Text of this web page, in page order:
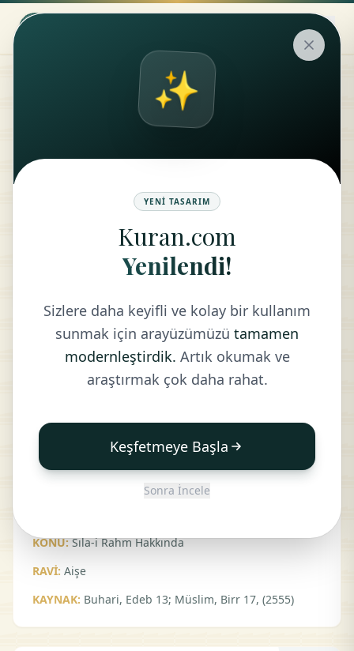
Hadis
SILA-İ RAHM BÖLÜMÜ
ARA
asılıdır, der ki: "Kim beni sıla öderse Allah da
ona sıla etsin. Kim benden koparsa Allah da
ondan kopsun."
KONU:Sıla-i Rahm Hakkında
RAVİ: Aişe
KAYNAK: Buhari, Edeb 13; Müslim, Birr 17, (2555)
✨
YENI TASARIM
Kuran.com
Yenilendi!
Sizlere daha keyifli ve kolay bir kullanım
sunmak için arayüzümüzü tamamen
modernleştirdik. Artık okumak ve
araştırmak çok daha rahat.
Keşfetmeye Başla
Sonra İncele